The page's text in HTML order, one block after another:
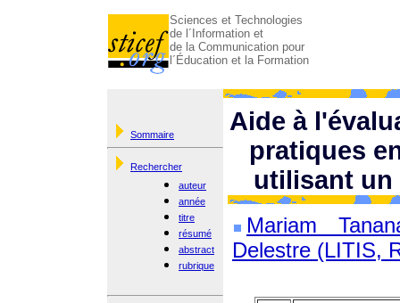
Sciences et Technologies
de l´Information et
de la Communication pour
l´Éducation et la Formation
Sommaire
Rechercher
auteur
année
titre
résumé
abstract
rubrique
Aide à
pratiques
utilisant un
Mariam
Delestre (LITIS,